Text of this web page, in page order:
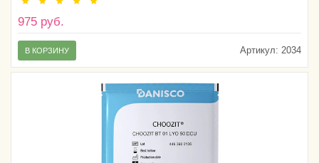
975 руб.
Артикул: 2034
В КОРЗИНУ